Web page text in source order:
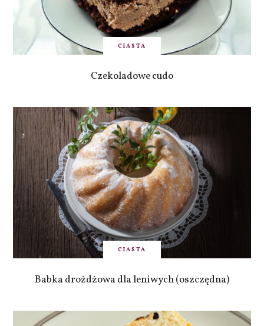
CIASTA
Czekoladowe cudo
CIASTA
Babka drożdżowa dla leniwych (oszczędna)